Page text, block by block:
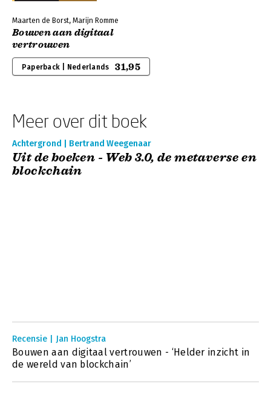
Maarten de Borst, Marijn Romme
Bouwen aan digitaal
vertrouwen
Paperback | Nederlands 31,95
Meer over dit boek
Achtergrond | Bertrand Weegenaar
Uit de boeken - Web 3.0, de metaverse en
blockchain
Recensie | Jan Hoogstra
Bouwen aan digitaal vertrouwen - ‘Helder inzicht in
de wereld van blockchain’